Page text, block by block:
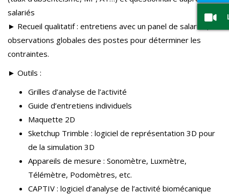
salariés
► Recueil qualitatif : entretiens avec un panel de salariés,
observations globales des postes pour déterminer les
contraintes.
► Outils :
Grilles d’analyse de l’activité
Guide d’entretiens individuels
Maquette 2D
Sketchup Trimble : logiciel de représentation 3D pour
de la simulation 3D
Appareils de mesure : Sonomètre, Luxmètre,
Télémètre, Podomètres, etc.
CAPTIV : logiciel d’analyse de l’activité biomécanique